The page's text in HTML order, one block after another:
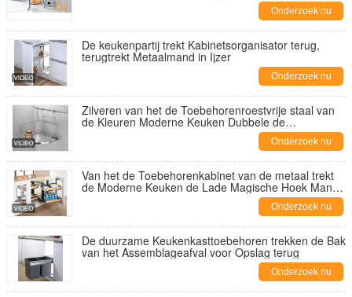
Onderzoek nu
De keukenpartij trekt Kabinetsorganisator terug,
terugtrekt Metaalmand in Ijzer
Onderzoek nu
Zilveren van het de Toebehorenroestvrije staal van
de Kleuren Moderne Keuken Dubbele de
Onderzoek nu
Van het de Toebehorenkabinet van de metaal trekt
de Moderne Keuken de Lade Magische Hoek Mand
Onderzoek nu
De duurzame Keukenkasttoebehoren trekken de Bak
van het Assemblageafval voor Opslag terug
Onderzoek nu